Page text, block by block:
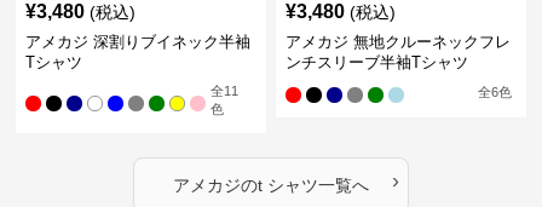
¥3,480 (税込)
アメカジ 深割りブイネック半袖
Tシャツ
全11
色
¥3,480 (税込)
アメカジ 無地クルーネックフレ
ンチスリーブ半袖Tシャツ
全6色
アメカジのt シャツ一覧へ ›